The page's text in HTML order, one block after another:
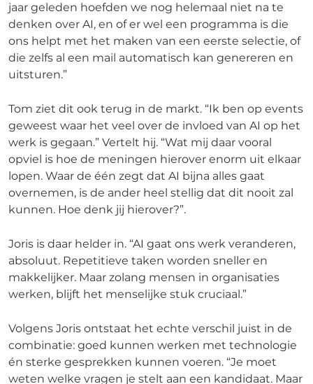
jaar geleden hoefden we nog helemaal niet na te
denken over AI, en of er wel een programma is die
ons helpt met het maken van een eerste selectie, of
die zelfs al een mail automatisch kan genereren en
uitsturen.”
Tom ziet dit ook terug in de markt. “Ik ben op events
geweest waar het veel over de invloed van AI op het
werk is gegaan.” Vertelt hij. “Wat mij daar vooral
opviel is hoe de meningen hierover enorm uit elkaar
lopen. Waar de één zegt dat AI bijna alles gaat
overnemen, is de ander heel stellig dat dit nooit zal
kunnen. Hoe denk jij hierover?”.
Joris is daar helder in. “AI gaat ons werk veranderen,
absoluut. Repetitieve taken worden sneller en
makkelijker. Maar zolang mensen in organisaties
werken, blijft het menselijke stuk cruciaal.”
Volgens Joris ontstaat het echte verschil juist in de
combinatie: goed kunnen werken met technologie
én sterke gesprekken kunnen voeren. “Je moet
weten welke vragen je stelt aan een kandidaat. Maar